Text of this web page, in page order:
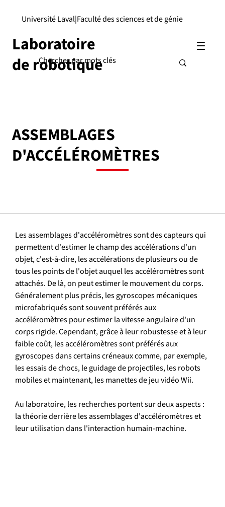
Laboratoire
de robotique
|
Université Laval Faculté des sciences et de génie
ASSEMBLAGES
D'ACCÉLÉROMÈTRES
Les assemblages d'accéléromètres sont des capteurs qui
permettent d'estimer le champ des accélérations d'un
objet, c'est-à-dire, les accélérations de plusieurs ou de
tous les points de l'objet auquel les accéléromètres sont
attachés. De là, on peut estimer le mouvement du corps.
Généralement plus précis, les gyroscopes mécaniques
microfabriqués sont souvent préférés aux
accéléromètres pour estimer la vitesse angulaire d'un
corps rigide. Cependant, grâce à leur robustesse et à leur
faible coût, les accéléromètres sont préférés aux
gyroscopes dans certains créneaux comme, par exemple,
les essais de chocs, le guidage de projectiles, les robots
mobiles et maintenant, les manettes de jeu vidéo Wii.
Au laboratoire, les recherches portent sur deux aspects :
la théorie derrière les assemblages d'accéléromètres et
leur utilisation dans l'interaction humain-machine.